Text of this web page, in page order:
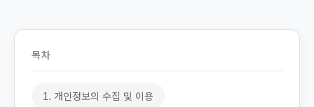
목차
1. 개인정보의 수집 및 이용